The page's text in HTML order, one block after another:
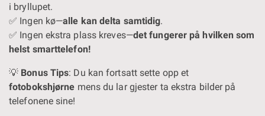
i bryllupet.
✅ Ingen kø—alle kan delta samtidig.
✅ Ingen ekstra plass kreves—det fungerer på hvilken som
helst smarttelefon!
💡 Bonus Tips: Du kan fortsatt sette opp et
fotobokshjørne mens du lar gjester ta ekstra bilder på
telefonene sine!